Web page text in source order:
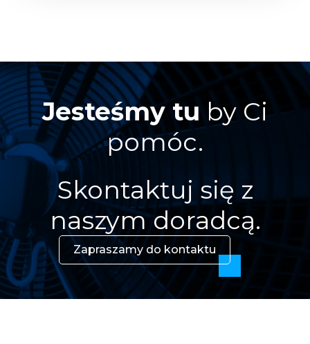
Jesteśmy tu by Ci
pomóc.
Skontaktuj się z
naszym doradcą.
Zapraszamy do kontaktu